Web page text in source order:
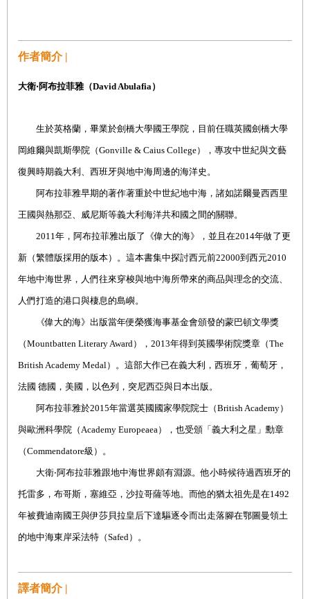
作者簡介 |
大衛‧阿布拉菲雅（David Abulafia）
生於英格蘭，畢業於劍橋大學國王學院，目前任職英國劍橋大學
岡維爾與凱斯學院（Gonville & Caius College），專攻中世紀與文藝
復興時期義大利、西班牙與地中海周邊的海洋史。
阿布拉菲雅早期的著作著重於中世紀地中海，諸如諾爾曼西西里
王國與熱那亞、威尼斯等義大利海洋共和國之間的關聯。
2011年，阿布拉菲雅出版了《偉大的海》，並且在2014年做了更
新（繁體版採用的版本）。這本書集中探討西元前22000到西元2010
年地中海世界，人們往來穿梭與地中海所帶來的商品與理念的交流、
人們打造的港口與棲息的島嶼。
《偉大的海》出版當年便榮獲海事基金會頒發的蒙巴頓文學獎
（Mountbatten Literary Award），2013年得到英國學術院獎章（The
British Academy Medal）。這部大作已在義大利，西班牙，葡萄牙，
法國 德國，美國，以色列，突尼西亞與日本出版。
阿布拉菲雅於2015年當選英國國家學院院士（British Academy）
與歐洲科學院（Academy Europeaea），也受頒「義大利之星」勳章
（Commendatore級）。
大衛‧阿布拉菲雅跟地中海世界頗有淵源。他小時候待過西班牙的
托雷多，布哥斯，塞維亞，沙拉哥薩等地。而他的猶太祖先是在1492
年被費迪南國王與伊莎貝拉皇后下達驅逐令而出走落腳在鄂圖曼領土
的地中海東岸采法特（Safed）。
譯者簡介 |